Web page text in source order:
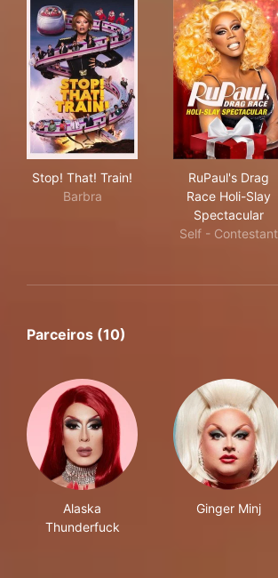
Stop! That! Train!
Barbra
RuPaul's Drag
Race Holi-Slay
Spectacular
Self - Contestant
Parceiros (10)
Alaska
Thunderfuck
Ginger Minj